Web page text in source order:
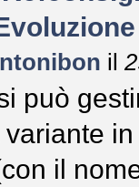
il
può
il